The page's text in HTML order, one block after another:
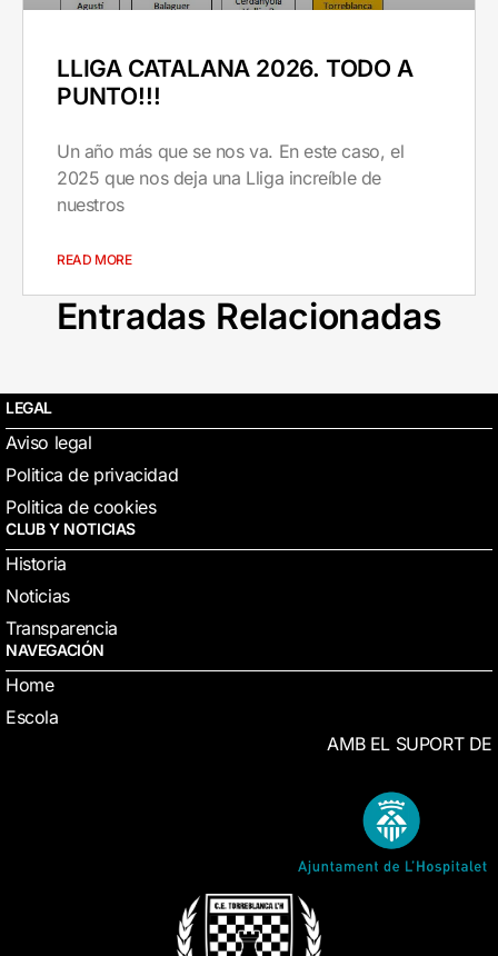
Entradas Relacionadas
LLIGA CATALANA 2026. TODO A
PUNTO!!!
Un año más que se nos va. En este caso, el
2025 que nos deja una Lliga increíble de
nuestros
READ MORE
LEGAL
Aviso legal
Politica de privacidad
Politica de cookies
CLUB Y NOTICIAS
Historia
Noticias
Transparencia
NAVEGACIÓN
Home
Escola
AMB EL SUPORT DE